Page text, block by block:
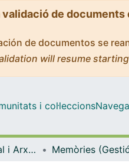
de
de documentos se
will resume
i col·leccions
Gestió Documental i Arxiu Històric de la Universitat de Barcelona